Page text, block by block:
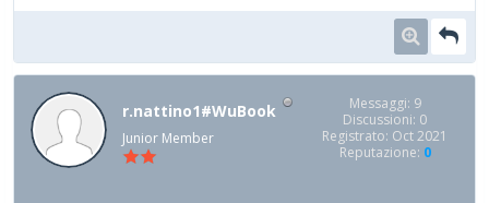
r.nattino1#WuBook
Junior Member
Messaggi: 9
Discussioni: 0
Registrato: Oct 2021
Reputazione: 0